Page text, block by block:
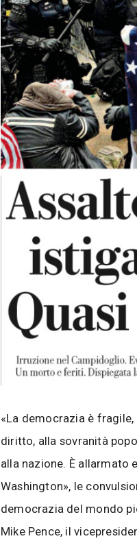
«La democrazia è
diritto, alla sovranità
alla nazione. È allarmato
Washington», le
democrazia del mondo
Mike Pence, il